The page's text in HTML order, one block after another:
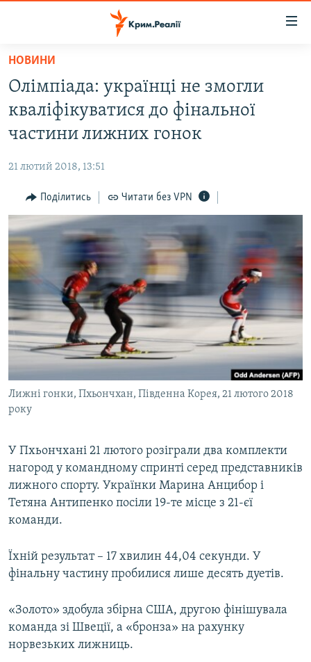
Перейти
основного
матеріалу
основної
Перейти
до
пошуку
ВОДА.КРИМ
ВІДЕО ТА ФОТО
БЛОГИ
ПОГЛЯД
ІНТЕРВ'Ю
ВСЕ ЗА ДЕНЬ
СПЕЦПРОЕКТИ
ДЕПОРТАЦІЯ
ВІДЕОУРОКИ «ELIFBE»
СВІДЧЕННЯ ОКУПАЦІЇ
ІНФОГРАФІКА
ЯК ОБІЙТИ БЛОКУВАННЯ
Русский
Qırımtatar
ДОЛУЧАЙСЯ!
Усі сайти RFE/RL
НОВИНИ
Олімпіада: українці не змогли
кваліфікуватися до фінальної
частини лижних гонок
21 лютий 2018, 13:51
Поділитись Читати без VPN
Лижні гонки, Пхьончхан, Південна Корея, 21 лютого 2018
року
У Пхьончхані 21 лютого розіграли два комплекти
нагород у командному спринті серед представників
лижного спорту. Українки Марина Анцибор і
Тетяна Антипенко посіли 19-те місце з 21-єї
команди.
Їхній результат – 17 хвилин 44,04 секунди. У
фінальну частину пробилися лише десять дуетів.
«Золото» здобула збірна США, другою фінішувала
команда зі Швеції, а «бронза» на рахунку
норвезьких лижниць.